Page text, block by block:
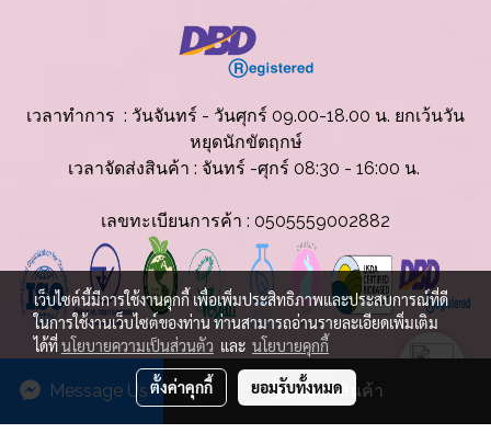
สั่งซื้อสินค้า
Message Us
เวลาทำการ : วันจันทร์ - วันศุกร์ 09.00-18.00 น. ยกเว้นวัน
หยุดนักขัตฤกษ์
เวลาจัดส่งสินค้า : จันทร์ -ศุกร์ 08:30 - 16:00 น.
เลขทะเบียนการค้า : 0505559002882
© Copyright 2025 All Rights Reserved.
เว็บไซต์นี้มีการใช้งานคุกกี้ เพื่อเพิ่มประสิทธิภาพและประสบการณ์ที่ดี
ในการใช้งานเว็บไซต์ของท่าน ท่านสามารถอ่านรายละเอียดเพิ่มเติม
ได้ที่นโยบายความเป็นส่วนตัว และ นโยบายคุกกี้
ตั้งค่าคุกกี้ ยอมรับทั้งหมด